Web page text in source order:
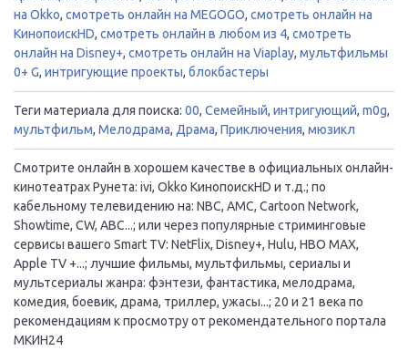
на Okko, смотреть онлайн на MEGOGO, смотреть онлайн на
КинопоискHD, смотреть онлайн в любом из 4, смотреть
онлайн на Disney+, смотреть онлайн на Viaplay, мультфильмы
0+ G, интригующие проекты, блокбастеры
Теги материала для поиска: 00, Семейный, интригующий, m0g,
мультфильм, Мелодрама, Драма, Приключения, мюзикл
Смотрите онлайн в хорошем качестве в официальных онлайн-
кинотеатрах Рунета: ivi, Okko КинопоискHD и т.д.; по
кабельному телевидению на: NBC, AMC, Cartoon Network,
Showtime, CW, ABC...; или через популярные стриминговые
сервисы вашего Smart TV: NetFlix, Disney+, Hulu, HBO MAX,
Apple TV +...; лучшие фильмы, мультфильмы, сериалы и
мультсериалы жанра: фэнтези, фантастика, мелодрама,
комедия, боевик, драма, триллер, ужасы...; 20 и 21 века по
рекомендациям к просмотру от рекомендательного портала
МКИН24